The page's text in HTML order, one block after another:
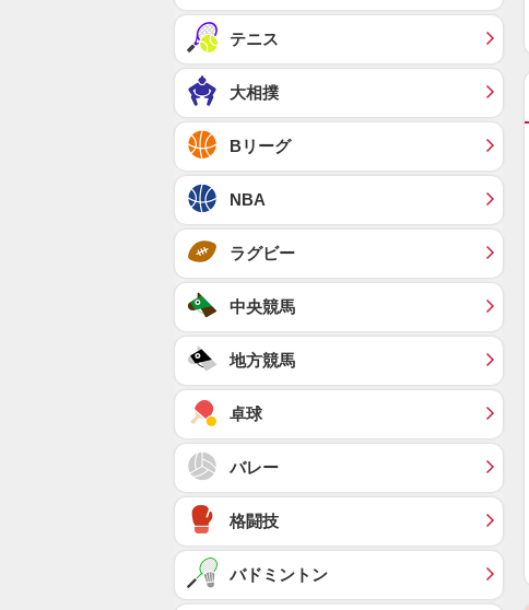
テニス
大相撲
Bリーグ
NBA
ラグビー
中央競馬
地方競馬
卓球
バレー
格闘技
バドミントン